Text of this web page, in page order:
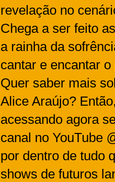
revelação no
Chega a ser feito
a rainha da
cantar e encantar o
Quer saber mais
Alice Araújo?
acessando agora
canal no YouTube
por dentro de tudo
shows de futuros